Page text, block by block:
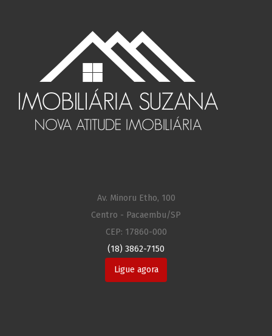
Av. Minoru Etho, 100
Centro - Pacaembu/SP
CEP: 17860-000
(18) 3862-7150
Ligue agora